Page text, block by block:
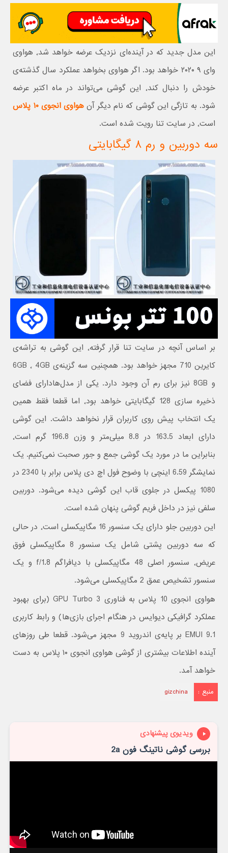
این مدل جدید که در آینده‌ای نزدیک عرضه خواهد شد٬ هواوی
وای ۹ ۲۰۲۰ خواهد بود. اگر هواوی بخواهد عملکرد سال گذشته‌ی
خودش را دنبال کند٬ این گوشی می‌تواند در ماه اکتبر عرضه
شود. به تازگی این گوشی که نام دیگر آن هواوی انجوی ۱۰ پلاس
است٬ در سایت تنا رویت شده است.
سه دوربین و رم ۸ گیگابایتی
بر اساس آنچه در سایت تنا قرار گرفته٬ این گوشی به تراشه‌ی
کایرین 710 مجهز خواهد بود. همچنین سه گزینه‌ی 4GB ٬ 6GB
و 8GB نیز برای رم آن وجود دارد. یکی از مدل‌هادارای فضای
ذخیره سازی 128 گیگابایتی خواهد بود٬ اما قطعا فقط همین
یک انتخاب پیش روی کاربران قرار نخواهد داشت. این گوشی
دارای ابعاد 163.5 در 8.8 میلی‌متر و وزن 196.8 گرم است٬
بنابراین ما در مورد یک گوشی جمع و جور صحبت نمی‌کنیم. یک
نمایشگر 6.59 اینچی با وضوح فول اچ دی پلاس برابر با 2340 در
1080 پیکسل در جلوی قاب این گوشی دیده می‌شود. دوربین
سلفی نیز در داخل فریم گوشی پنهان شده است.
این دوربین جلو دارای یک سنسور 16 مگاپیکسلی است٬ در حالی
که سه دوربین پشتی شامل یک سنسور 8 مگاپیکسلی فوق
عریض٬ سنسور اصلی 48 مگاپیکسلی با دیافراگم f/1.8 و یک
سنسور تشخیص عمق 2 مگاپیکسلی می‌شود.
هواوی انجوی 10 پلاس به فناوری GPU Turbo 3 (برای بهبود
عملکرد گرافیکی دیوایس در هنگام اجرای بازی‌ها) و رابط کاربری
EMUI 9.1 بر پایه‌ی اندروید 9 مجهز می‌شود. قطعا طی روزهای
آینده اطلاعات بیشتری از گوشی هواوی انجوی ۱۰ پلاس به دست
خواهد آمد.
منبع : gizchina
ویدیوی پیشنهادی
بررسی گوشی ناتینگ فون 2a